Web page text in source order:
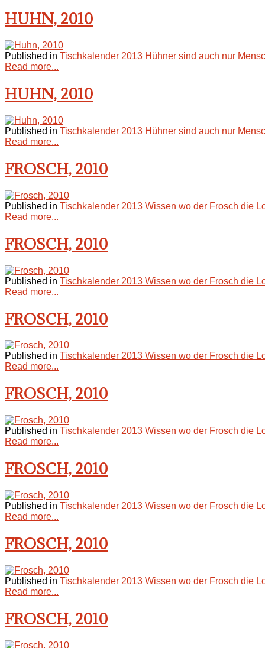
HUHN, 2010
Published in Tischkalender 2013 Hühner sind auch nur
Read more...
HUHN, 2010
Published in Tischkalender 2013 Hühner sind auch nur
Read more...
FROSCH, 2010
Published in Tischkalender 2013 Wissen wo der Frosch die
Read more...
FROSCH, 2010
Published in Tischkalender 2013 Wissen wo der Frosch die
Read more...
FROSCH, 2010
Published in Tischkalender 2013 Wissen wo der Frosch die
Read more...
FROSCH, 2010
Published in Tischkalender 2013 Wissen wo der Frosch die
Read more...
FROSCH, 2010
Published in Tischkalender 2013 Wissen wo der Frosch die
Read more...
FROSCH, 2010
Published in Tischkalender 2013 Wissen wo der Frosch die
Read more...
FROSCH, 2010